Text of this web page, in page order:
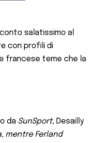
salatissimo al
con profili di
francese teme che la
da SunSport, Desailly
mentre Ferland